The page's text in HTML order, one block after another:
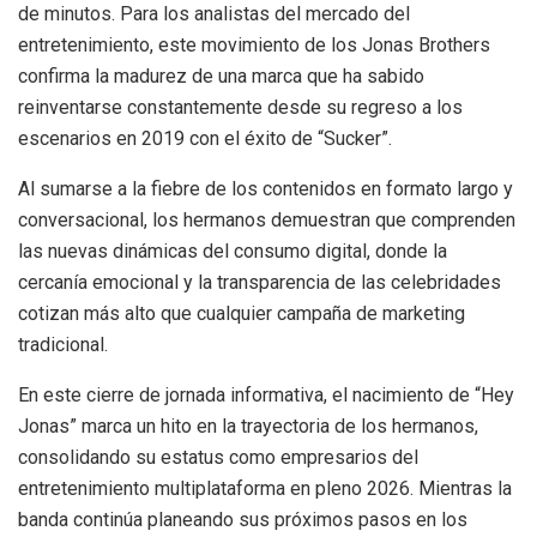
de minutos. Para los analistas del mercado del
entretenimiento, este movimiento de los Jonas Brothers
confirma la madurez de una marca que ha sabido
reinventarse constantemente desde su regreso a los
escenarios en 2019 con el éxito de “Sucker”.
Al sumarse a la fiebre de los contenidos en formato largo y
conversacional, los hermanos demuestran que comprenden
las nuevas dinámicas del consumo digital, donde la
cercanía emocional y la transparencia de las celebridades
cotizan más alto que cualquier campaña de marketing
tradicional.
En este cierre de jornada informativa, el nacimiento de “Hey
Jonas” marca un hito en la trayectoria de los hermanos,
consolidando su estatus como empresarios del
entretenimiento multiplataforma en pleno 2026. Mientras la
banda continúa planeando sus próximos pasos en los